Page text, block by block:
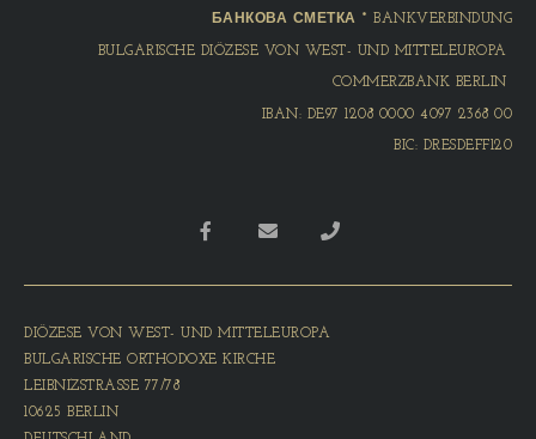
DIÖZESE VON WEST- UND MITTELEUROPA
BULGARISCHE ORTHODOXE KIRCHE
LEIBNIZSTRASSE 77/78
10625 BERLIN
БАНКОВА СМЕТКА * BANKVERBINDUNG
BULGARISCHE DIÖZESE VON WEST- UND MITTELEUROPA
COMMERZBANK BERLIN
IBAN: DE97 1208 0000 4097 2368 00
BIC: DRESDEFF120